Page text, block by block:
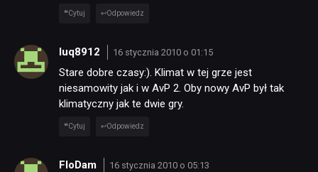
Cytuj Odpowiedz
luq8912 16 stycznia 2010 o 01:15
Stare dobre czasy:). Klimat w tej grze jest
niesamowity jak i w AvP 2. Oby nowy AvP był tak
klimatyczny jak te dwie gry.
Cytuj Odpowiedz
FloDam 16 stycznia 2010 o 05:13